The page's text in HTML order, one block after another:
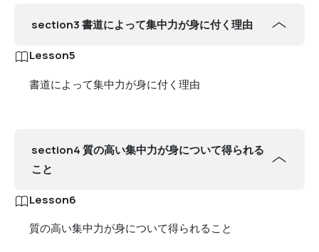
section3 書道によって集中力が身に付く理由
Lesson5
書道によって集中力が身に付く理由
section4 質の高い集中力が身について得られる
こと
Lesson6
質の高い集中力が身について得られること